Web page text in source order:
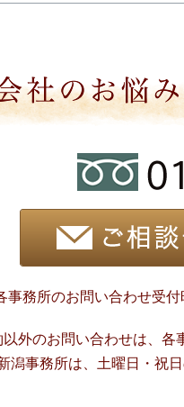
事務所のお問い合わせ受
外のお問い合わせは、各
潟事務所は、土曜日・祝